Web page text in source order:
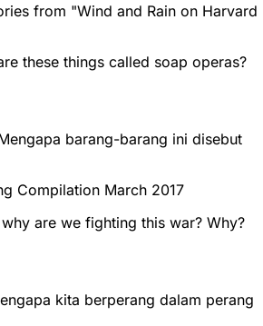
from "Wind and Rain on Harvard
these things called soap operas?
barang-barang ini disebut
Compilation March 2017
are we fighting this war? Why?
kita berperang dalam perang